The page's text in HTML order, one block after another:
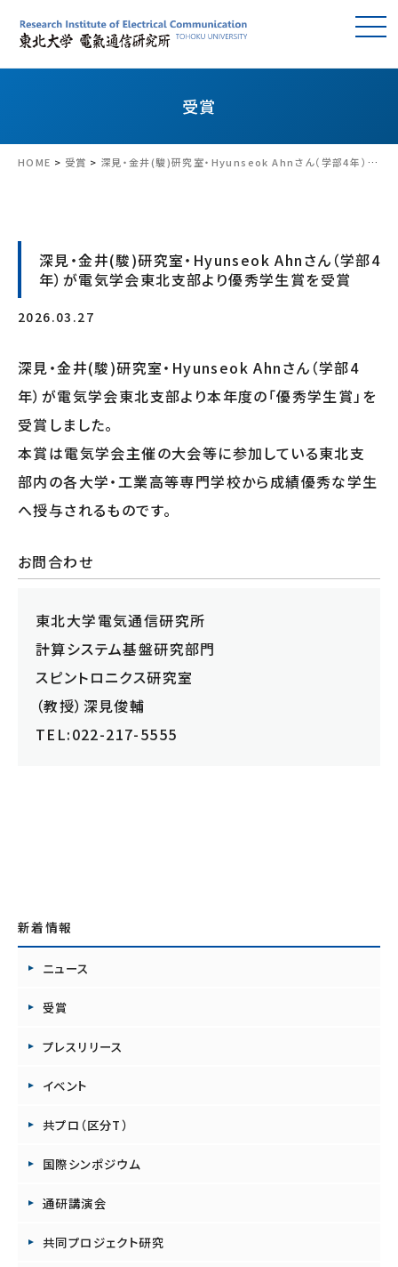
受賞
HOME > 受賞 > 深見・金井(駿)研究室・Hyunseok Ahnさん（学部4年）が電気学会東北支部より優秀学生賞を受賞
深見・金井(駿)研究室・Hyunseok Ahnさん（学部4
年）が電気学会東北支部より優秀学生賞を受賞
2026.03.27
深見・金井(駿)研究室・Hyunseok Ahnさん（学部4
年）が電気学会東北支部より本年度の「優秀学生賞」を
受賞しました。
本賞は電気学会主催の大会等に参加している東北支
部内の各大学・工業高等専門学校から成績優秀な学生
へ授与されるものです。
お問合わせ
東北大学電気通信研究所
計算システム基盤研究部門
スピントロニクス研究室
（教授）深見俊輔
TEL:022-217-5555
新着情報
ニュース
受賞
プレスリリース
イベント
共プロ（区分T）
国際シンポジウム
通研講演会
共同プロジェクト研究